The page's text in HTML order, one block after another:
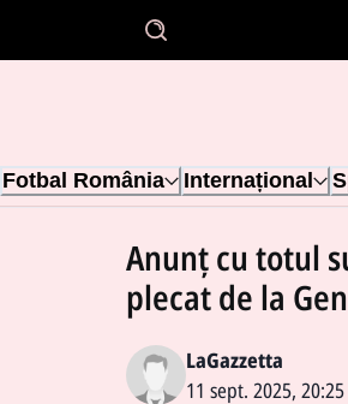
Fotbal România Internațional
Anunț cu totul
plecat de la
LaGazzetta
11 sept. 2025, 20:25